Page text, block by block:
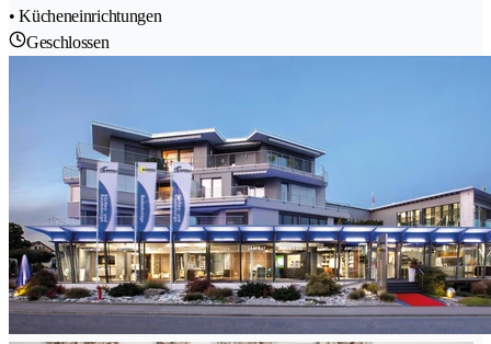
• Kücheneinrichtungen
Geschlossen